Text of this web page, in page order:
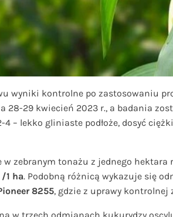
wyniki kontrolne po zastosowaniu
28-29 kwiecień 2023 r., a badania
– lekko gliniaste podłoże, dosyć
w zebranym tonażu z jednego
/1 ha. Podobną różnicą wykazuje się
8255, gdzie z uprawy kontrolnej